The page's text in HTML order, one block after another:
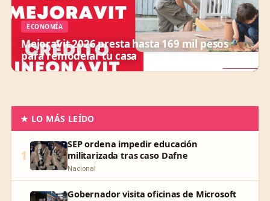
ECONOMÍA
Mejoravit 2026 presta hasta 169 mil pesos
para remodelar tu casa
★ LO MÁS LEÍDO
1
SEP ordena impedir educación
militarizada tras caso Dafne
Nacional
Gobernador visita oficinas de Microsoft